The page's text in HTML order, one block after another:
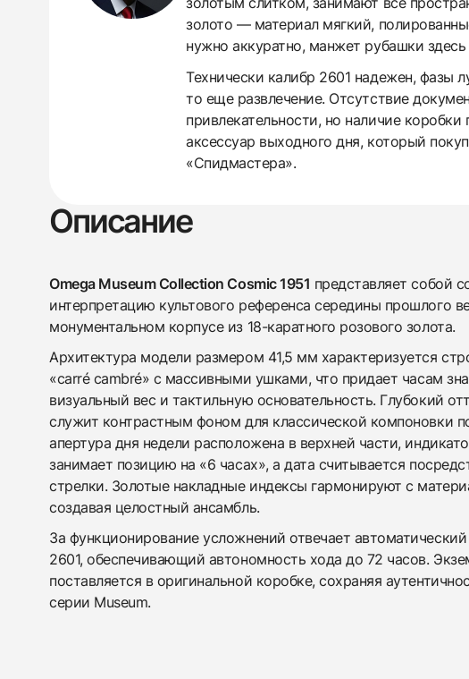
438
285
145
142
205
204
195
150
6
золото — материал мягкий,
нужно аккуратно, манжет рубашки здесь
Технически калибр 2601 надежен, фазы
то еще развлечение. Отсутствие
привлекательности, но наличие
аксессуар выходного дня, который
«Спидмастера».
Описание
Omega Museum Collection Cosmic 1951 представляет собой
интерпретацию культового референса середины прошлого
монументальном корпусе из 18-каратного розового золота.
Архитектура модели размером 41,5 мм характеризуется
«carré cambré» с массивными ушками, что придает часам
визуальный вес и тактильную основательность. Глубокий
служит контрастным фоном для классической компоновки
апертура дня недели расположена в верхней части,
занимает позицию на «6 часах», а дата считывается
стрелки. Золотые накладные индексы гармонируют с
создавая целостный ансамбль.
За функционирование усложнений отвечает
2601, обеспечивающий автономность хода до 72 часов.
поставляется в оригинальной коробке, сохраняя
серии Museum.
Оставьте
вами
Оставьте